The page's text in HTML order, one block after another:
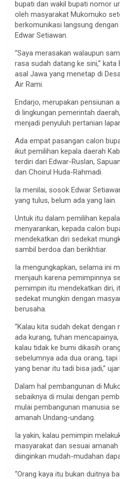
bupati dan wakil bupati nomor
oleh masyarakat Mukomuko
berkomunikasi langsung
Edwar Setiawan.
“Saya merasakan walaupun
rasa sudah datang ke sini,”
asal Jawa yang menetap di
Air Rami.
Endarjo, merupakan pensiunan
di lingkungan pemerintah
menjadi penyuluh pertanian
Ada empat pasangan calon
ikut pemilihan kepala daerah
terdiri dari Edwar-Ruslan,
dan Choirul Huda-Rahmadi.
Ia menilai, sosok Edwar
yang tulus, belum ada yang lain.
Untuk itu dalam pemilihan
menyarankan, kepada calon
mendekatkan diri sedekat
sambil berdoa dan berikhtiar.
Ia mengungkapkan, selama ini
menjauh karena pemimpinnya
pemimpin itu mendekatkan diri,
sedekat mungkin dengan
berusaha.
“Kalau kita sudah dekat
ada kurang, tuhan
kalau tidak ke bumi dikasih
sebelumnya ada dua orang,
yang benar itu tadi bisa jadi,”
Dalam hal pembangunan di
sebaiknya di mulai dengan
mulai pembangunan manusia
amanah Undang-undang.
Ia yakin, kalau pemimpin
masyarakat dan sesuai amanah
diinginkan mudah-mudahan
“Orang kaya itu bukan duitnya